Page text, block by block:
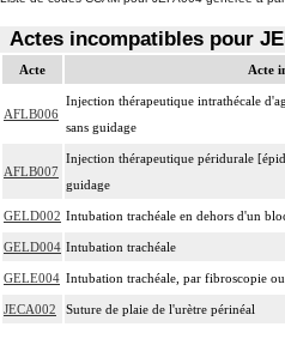
Actes incompatibles pour
Acte Acte
AFLB006
Injection thérapeutique intrathécale
sans guidage
AFLB007
Injection thérapeutique péridurale
guidage
GELD002 Intubation trachéale en dehors d'un
GELD004 Intubation trachéale
GELE004 Intubation trachéale, par fibroscopie
JECA002 Suture de plaie de l'urètre périnéal